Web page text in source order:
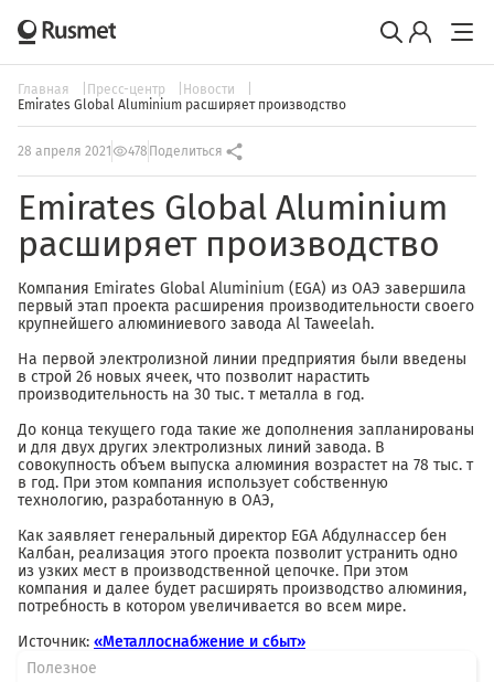
Главная Пресс-центр
Новости
Emirates Global Aluminium расширяет производство
28 апреля 2021 478 Поделиться
Emirates Global Aluminium
расширяет производство
Компания Emirates Global Aluminium (EGA) из ОАЭ завершила
первый этап проекта расширения производительности своего
крупнейшего алюминиевого завода Al Taweelah.
На первой электролизной линии предприятия были введены
в строй 26 новых ячеек, что позволит нарастить
производительность на 30 тыс. т металла в год.
До конца текущего года такие же дополнения запланированы
и для двух других электролизных линий завода. В
совокупность объем выпуска алюминия возрастет на 78 тыс. т
в год. При этом компания использует собственную
технологию, разработанную в ОАЭ,
Как заявляет генеральный директор EGA Абдулнассер бен
Калбан, реализация этого проекта позволит устранить одно
из узких мест в производственной цепочке. При этом
компания и далее будет расширять производство алюминия,
потребность в котором увеличивается во всем мире.
Источник: «Металлоснабжение и сбыт»
Полезное